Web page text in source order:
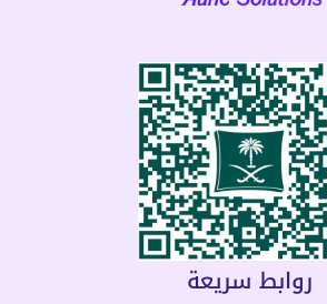
روابط سريعة